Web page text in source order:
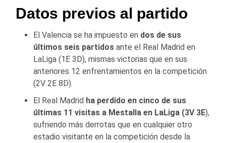
Datos previos al partido
El Valencia se ha impuesto en dos de sus
últimos seis partidos ante el Real Madrid en
LaLiga (1E 3D), mismas victorias que en sus
anteriores 12 enfrentamientos en la competición
(2V 2E 8D).
El Real Madrid ha perdido en cinco de sus
últimas 11 visitas a Mestalla en LaLiga (3V 3E),
sufriendo más derrotas que en cualquier otro
estadio visitante en la competición desde la